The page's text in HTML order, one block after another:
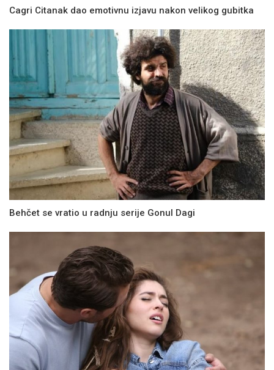
Cagri Citanak dao emotivnu izjavu nakon velikog gubitka
Behčet se vratio u radnju serije Gonul Dagi